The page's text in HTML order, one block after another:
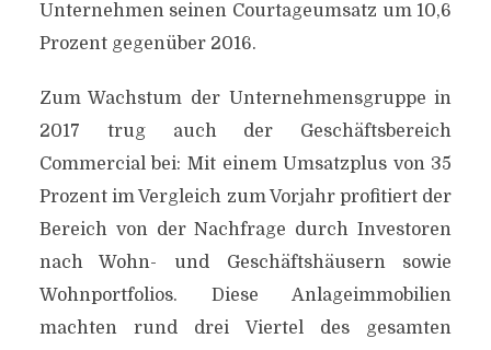
Unternehmen seinen Courtageumsatz um 10,6
Prozent gegenüber 2016.
Zum Wachstum der Unternehmensgruppe in
2017 trug auch der Geschäftsbereich
Commercial bei: Mit einem Umsatzplus von 35
Prozent im Vergleich zum Vorjahr profitiert der
Bereich von der Nachfrage durch Investoren
nach Wohn- und Geschäftshäusern sowie
Wohnportfolios. Diese Anlageimmobilien
machten rund drei Viertel des gesamten